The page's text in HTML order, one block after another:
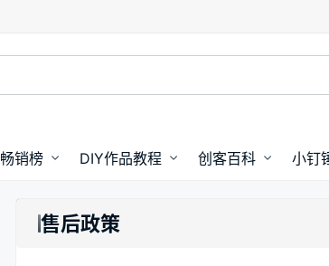
畅销榜 DIY作品教程 创客百科 小钉
售后政策